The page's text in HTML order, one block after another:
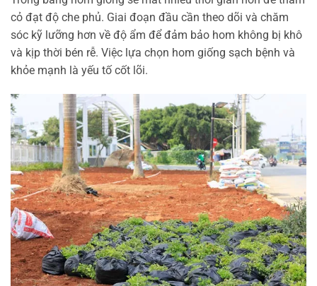
cỏ đạt độ che phủ. Giai đoạn đầu cần theo dõi và chăm
sóc kỹ lưỡng hơn về độ ẩm để đảm bảo hom không bị khô
và kịp thời bén rễ. Việc lựa chọn hom giống sạch bệnh và
khỏe mạnh là yếu tố cốt lõi.